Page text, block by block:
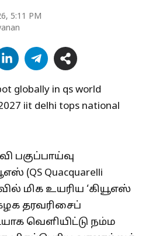
5:11 PM
பகுப்பாய்வு
(QS Quacquarelli
மிக உயரிய ‘கியூஎஸ்
தரவரிசைப்
வெளியிட்டு நம்ம